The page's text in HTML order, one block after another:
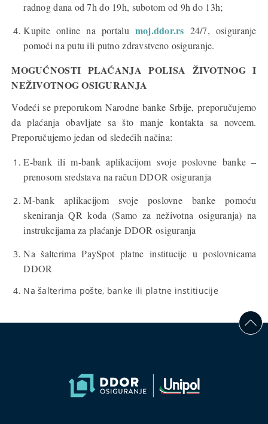
radnog dana od 7h do 19h, subotom od 9h do 13h;
Kupite online na portalu moj.ddor.rs 24/7, osiguranje
pomoći na putu ili putno zdravstveno osiguranje.
MOGUĆNOSTI PLAĆANJA POLISA ŽIVOTNOG I
NEŽIVOTNOG OSIGURANJA
Vodeći se preporukom Narodne banke Srbije, preporučujemo
da plaćanja obavljate sa što manje kontakta sa novcem.
Preporučujemo jedan od sledećih načina:
E-bank ili m-bank aplikacijom svoje poslovne banke –
prenosom sredstava na račun DDOR osiguranja
M-bank aplikacijom svoje poslovne banke pomoću
skeniranja QR koda (Samo za neživotna osiguranja) na
instrukcijama za plaćanje DDOR osiguranja
Na šalterima PaySpot platne institucije u poslovnicama
DDOR
Na šalterima pošte, banke ili platne institiucije